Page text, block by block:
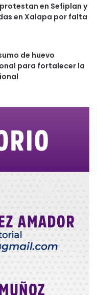
en Sefiplan y
en Xalapa por falta
de huevo
para fortalecer la